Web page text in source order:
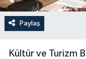
Paylaş
Kültür ve Turizm